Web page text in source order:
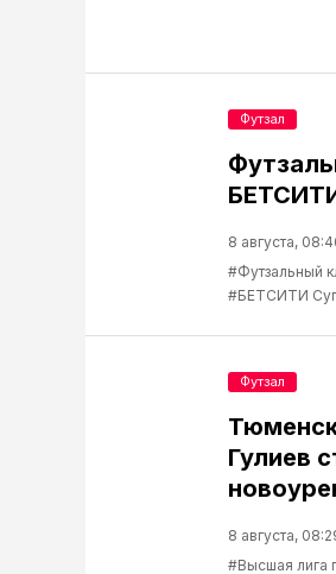
8 августа,
#Футзальный
#БЕТСИТИ
Футзал
Гулиев
8 августа,
#Высшая лига
Футзал